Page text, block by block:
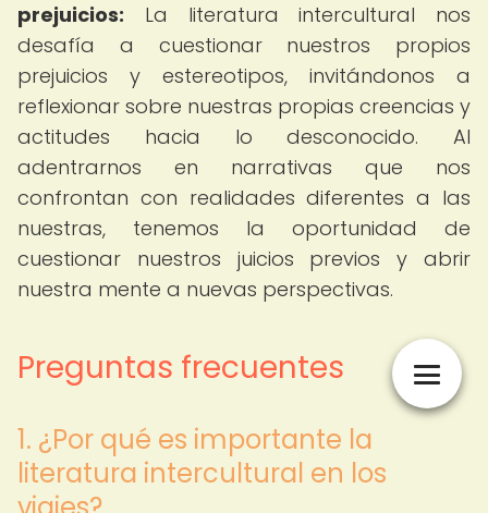
prejuicios: La literatura intercultural nos
desafía a cuestionar nuestros propios
prejuicios y estereotipos, invitándonos a
reflexionar sobre nuestras propias creencias y
actitudes hacia lo desconocido. Al
adentrarnos en narrativas que nos
confrontan con realidades diferentes a las
nuestras, tenemos la oportunidad de
cuestionar nuestros juicios previos y abrir
nuestra mente a nuevas perspectivas.
Preguntas frecuentes
1. ¿Por qué es importante la
literatura intercultural en los